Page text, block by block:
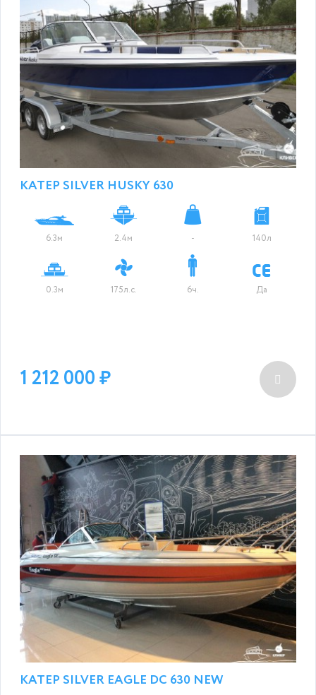
КАТЕР SILVER HUSKY 630
6.3м 2.4м - 140л
0.3м 175л.с. 6ч. Да
1 212 000
КАТЕР SILVER EAGLE DC 630 NEW